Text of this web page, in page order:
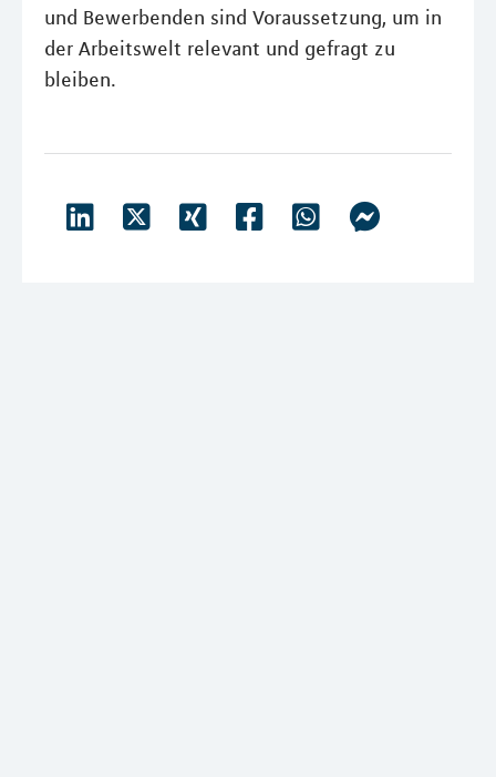
und Bewerbenden sind Voraussetzung, um in
der Arbeitswelt relevant und gefragt zu
bleiben.